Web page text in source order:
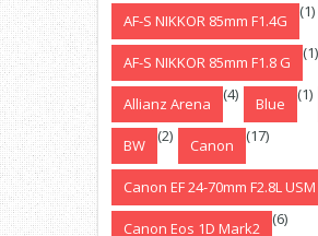
AF-S NIKKOR 85mm F1.4G (1)
AF-S NIKKOR 85mm F1.8 G (1)
Allianz Arena (4) Blue (1)
BW (2) Canon (17)
Canon EF 24-70mm F2.8L USM
Canon Eos 1D Mark2 (6)